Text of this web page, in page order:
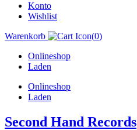
Konto
Wishlist
Warenkorb
(0)
Onlineshop
Laden
Onlineshop
Laden
Second Hand Records